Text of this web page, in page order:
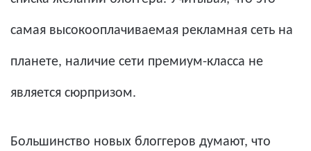
самая высокооплачиваемая рекламная сеть на
планете, наличие сети премиум-класса не
является сюрпризом.
Большинство новых блоггеров думают, что